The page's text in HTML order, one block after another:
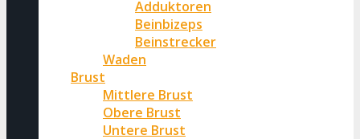
Adduktoren
Beinbizeps
Beinstrecker
Waden
Brust
Mittlere Brust
Obere Brust
Untere Brust